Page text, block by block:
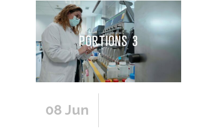
08 Jun